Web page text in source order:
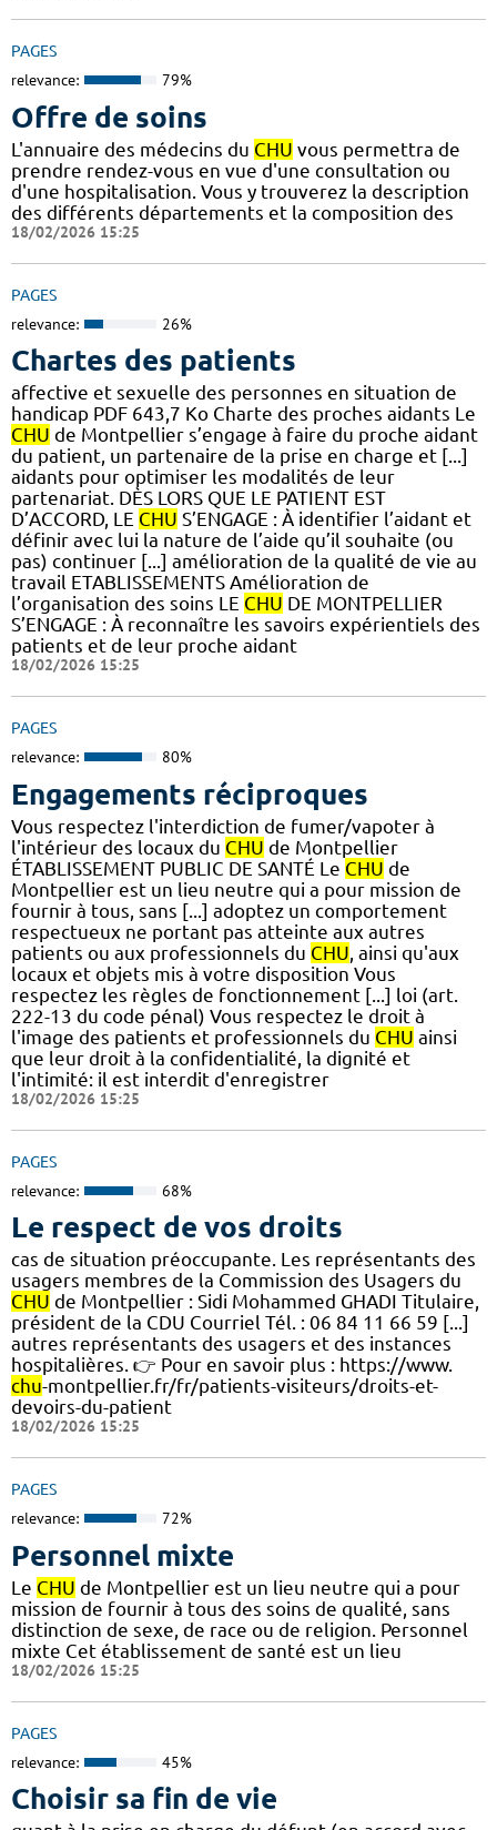
PAGES
relevance: 79%
Offre de soins
L'annuaire des médecins du CHU vous permettra de
prendre rendez-vous en vue d'une consultation ou
d'une hospitalisation. Vous y trouverez la description
des différents départements et la composition des
18/02/2026 15:25
PAGES
relevance: 26%
Chartes des patients
affective et sexuelle des personnes en situation de
handicap PDF 643,7 Ko Charte des proches aidants Le
CHU de Montpellier s’engage à faire du proche aidant
du patient, un partenaire de la prise en charge et [...]
aidants pour optimiser les modalités de leur
partenariat. DÈS LORS QUE LE PATIENT EST
D’ACCORD, LE CHU S’ENGAGE : À identifier l’aidant et
définir avec lui la nature de l’aide qu’il souhaite (ou
pas) continuer [...] amélioration de la qualité de vie au
travail ETABLISSEMENTS Amélioration de
l’organisation des soins LE CHU DE MONTPELLIER
S’ENGAGE : À reconnaître les savoirs expérientiels des
patients et de leur proche aidant
18/02/2026 15:25
PAGES
relevance: 80%
Engagements réciproques
Vous respectez l'interdiction de fumer/vapoter à
l'intérieur des locaux du CHU de Montpellier
ÉTABLISSEMENT PUBLIC DE SANTÉ Le CHU de
Montpellier est un lieu neutre qui a pour mission de
fournir à tous, sans [...] adoptez un comportement
respectueux ne portant pas atteinte aux autres
patients ou aux professionnels du CHU , ainsi qu'aux
locaux et objets mis à votre disposition Vous
respectez les règles de fonctionnement [...] loi (art.
222-13 du code pénal) Vous respectez le droit à
l'image des patients et professionnels du CHU ainsi
que leur droit à la confidentialité, la dignité et
l'intimité: il est interdit d'enregistrer
18/02/2026 15:25
PAGES
relevance: 68%
Le respect de vos droits
cas de situation préoccupante. Les représentants des
usagers membres de la Commission des Usagers du
CHU de Montpellier : Sidi Mohammed GHADI Titulaire,
président de la CDU Courriel Tél. : 06 84 11 66 59 [...]
autres représentants des usagers et des instances
hospitalières. 👉 Pour en savoir plus : https://www.
chu-montpellier.fr/fr/patients-visiteurs/droits-et-
devoirs-du-patient
18/02/2026 15:25
PAGES
relevance: 72%
Personnel mixte
Le CHU de Montpellier est un lieu neutre qui a pour
mission de fournir à tous des soins de qualité, sans
distinction de sexe, de race ou de religion. Personnel
mixte Cet établissement de santé est un lieu
18/02/2026 15:25
PAGES
relevance: 45%
Choisir sa fin de vie